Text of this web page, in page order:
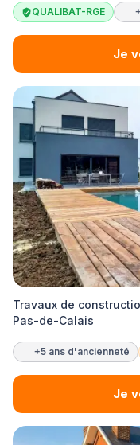
QUALIBAT-RGE
Je
Travaux de
Pas-de-Calais
+5 ans d'ancienneté
Je